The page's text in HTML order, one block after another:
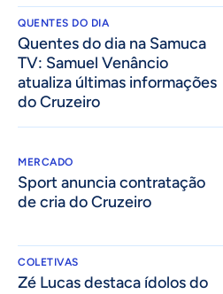
QUENTES DO DIA
Quentes do dia na Samuca
TV: Samuel Venâncio
atualiza últimas informações
do Cruzeiro
MERCADO
Sport anuncia contratação
de cria do Cruzeiro
COLETIVAS
Zé Lucas destaca ídolos do